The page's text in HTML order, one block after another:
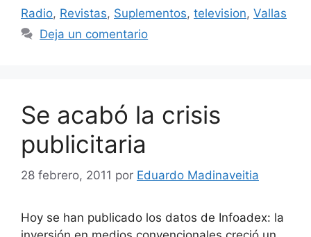
Radio, Revistas, Suplementos, television, Vallas
Deja un comentario
Se acabó la crisis
publicitaria
28 febrero, 2011 por Eduardo Madinaveitia
Hoy se han publicado los datos de Infoadex: la